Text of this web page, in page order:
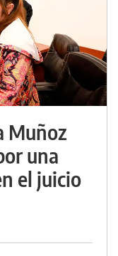
Muñoz
una
el juicio